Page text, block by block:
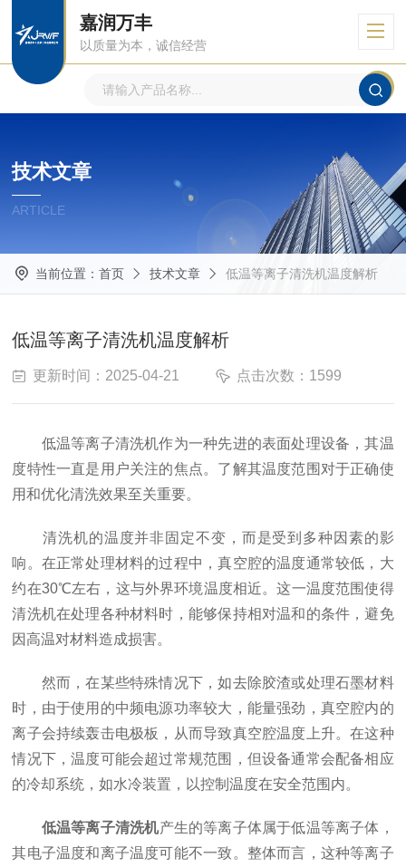
嘉润万丰
以质量为本，诚信经营
技术文章
ARTICLE
当前位置： 首页 技术文章 低温等离子清洗机温度解析
低温等离子清洗机温度解析
更新时间：2025-04-21 点击次数：1599
低温等离子清洗机作为一种先进的表面处理设备，其温
度特性一直是用户关注的焦点。了解其温度范围对于正确使
用和优化清洗效果至关重要。
清洗机的温度并非固定不变，而是受到多种因素的影
响。在正常处理材料的过程中，真空腔的温度通常较低，大
约在30℃左右，这与外界环境温度相近。这一温度范围使得
清洗机在处理各种材料时，能够保持相对温和的条件，避免
因高温对材料造成损害。
然而，在某些特殊情况下，如去除胶渣或处理石墨材料
时，由于使用的中频电源功率较大，能量强劲，真空腔内的
离子会持续轰击电极板，从而导致真空腔温度上升。在这种
情况下，温度可能会超过常规范围，但设备通常会配备相应
的冷却系统，如水冷装置，以控制温度在安全范围内。
低温等离子清洗机产生的等离子体属于低温等离子体，
其电子温度和离子温度可能不一致。整体而言，这种等离子